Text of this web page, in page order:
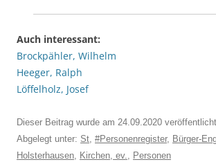
Auch interessant:
Brockpähler, Wilhelm
Heeger, Ralph
Löffelholz, Josef
Dieser Beitrag wurde am 24.09.2020
Abgelegt unter: St, #Personenregister, Bürger-
Holsterhausen, Kirchen, ev., Personen